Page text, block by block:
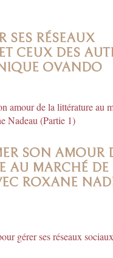
SES RÉSEAUX
CEUX DES
OVANDO
SON AMOUR
AU MARCHÉ DE
ROXANE